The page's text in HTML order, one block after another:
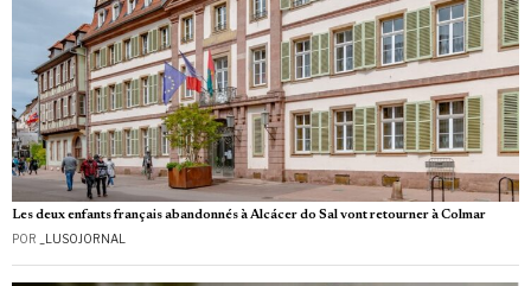
Les deux enfants français abandonnés à Alcácer do Sal vont retourner à Colmar
POR _LUSOJORNAL